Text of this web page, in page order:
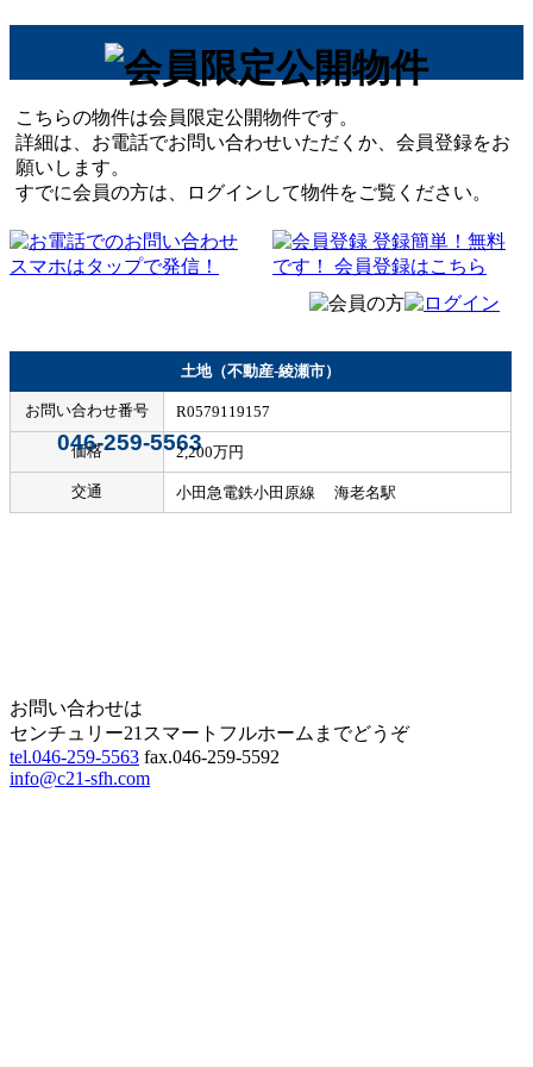
こちらの物件は会員限定公開物件です。
詳細は、お電話でお問い合わせいただくか、会員登録をお
願いします。
すでに会員の方は、ログインして物件をご覧ください。
046-259-5563
土地（不動産-綾瀬市）
お問い合わせ番号 R0579119157
価格 2,200万円
交通 小田急電鉄小田原線 海老名駅
お問い合わせは
センチュリー21スマートフルホームまでどうぞ
tel.046-259-5563 fax.046-259-5592
info@c21-sfh.com